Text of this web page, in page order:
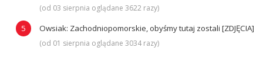
(od 03 sierpnia oglądane 3622 razy)
Owsiak: Zachodniopomorskie, obyśmy tutaj zostali [ZDJĘCIA]
(od 01 sierpnia oglądane 3034 razy)